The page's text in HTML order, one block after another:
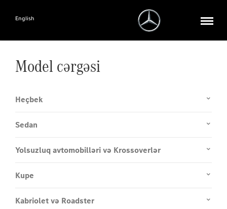
English
Model cərgəsi
Heçbek
Sedan
Yolsuzluq avtomobilləri və Krossoverlər
Kupe
Kabriolet və Roadster